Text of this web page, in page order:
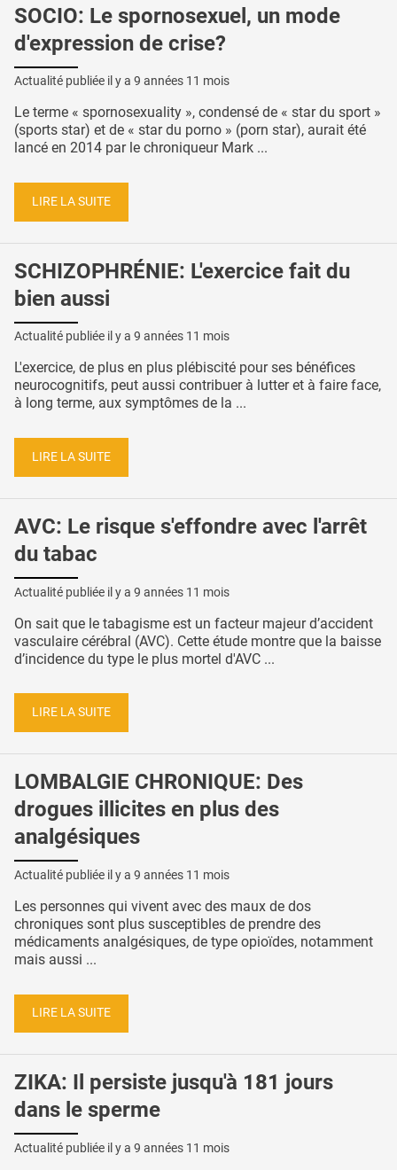
SOCIO: Le spornosexuel, un mode
d'expression de crise?
Actualité publiée il y a 9 années 11 mois
Le terme « spornosexuality », condensé de « star du sport »
(sports star) et de « star du porno » (porn star), aurait été
lancé en 2014 par le chroniqueur Mark ...
LIRE LA SUITE
SCHIZOPHRÉNIE: L'exercice fait du
bien aussi
Actualité publiée il y a 9 années 11 mois
L'exercice, de plus en plus plébiscité pour ses bénéfices
neurocognitifs, peut aussi contribuer à lutter et à faire face,
à long terme, aux symptômes de la ...
LIRE LA SUITE
AVC: Le risque s'effondre avec l'arrêt
du tabac
Actualité publiée il y a 9 années 11 mois
On sait que le tabagisme est un facteur majeur d’accident
vasculaire cérébral (AVC). Cette étude montre que la baisse
d’incidence du type le plus mortel d'AVC ...
LIRE LA SUITE
LOMBALGIE CHRONIQUE: Des
drogues illicites en plus des
analgésiques
Actualité publiée il y a 9 années 11 mois
Les personnes qui vivent avec des maux de dos
chroniques sont plus susceptibles de prendre des
médicaments analgésiques, de type opioïdes, notamment
mais aussi ...
LIRE LA SUITE
ZIKA: Il persiste jusqu'à 181 jours
dans le sperme
Actualité publiée il y a 9 années 11 mois